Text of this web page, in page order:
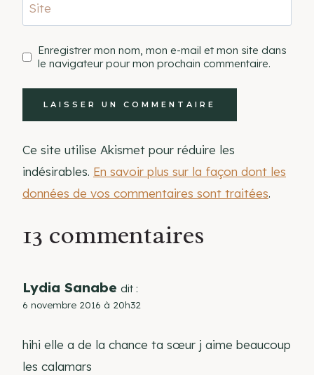
Site
Enregistrer mon nom, mon e-mail et mon site dans
le navigateur pour mon prochain commentaire.
Ce site utilise Akismet pour réduire les
indésirables. En savoir plus sur la façon dont les
données de vos commentaires sont traitées.
13 commentaires
Lydia Sanabe dit :
6 novembre 2016 à 20h32
hihi elle a de la chance ta sœur j aime beaucoup
les calamars